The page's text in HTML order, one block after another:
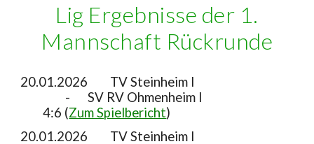
Lig Ergebnisse der 1.
Mannschaft Rückrunde
20.01.2026 TV Steinheim I
-
SV RV Ohmenheim I
4:6 (Zum Spielbericht)
20.01.2026
TV Steinheim I